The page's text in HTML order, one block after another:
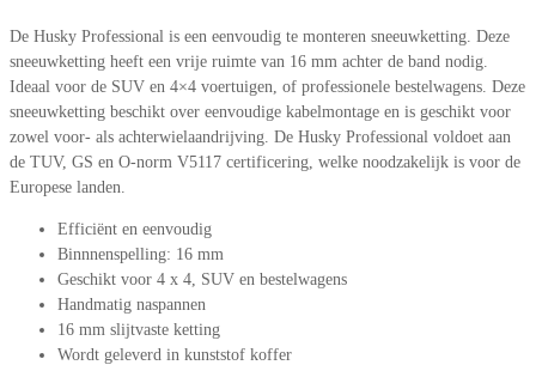
De Husky Professional is een eenvoudig te monteren sneeuwketting. Deze
sneeuwketting heeft een vrije ruimte van 16 mm achter de band nodig.
Ideaal voor de SUV en 4×4 voertuigen, of professionele bestelwagens. Deze
sneeuwketting beschikt over eenvoudige kabelmontage en is geschikt voor
zowel voor- als achterwielaandrijving. De Husky Professional voldoet aan
de TUV, GS en O-norm V5117 certificering, welke noodzakelijk is voor de
Europese landen.
Efficiënt en eenvoudig
Binnnenspelling: 16 mm
Geschikt voor 4 x 4, SUV en bestelwagens
Handmatig naspannen
16 mm slijtvaste ketting
Wordt geleverd in kunststof koffer